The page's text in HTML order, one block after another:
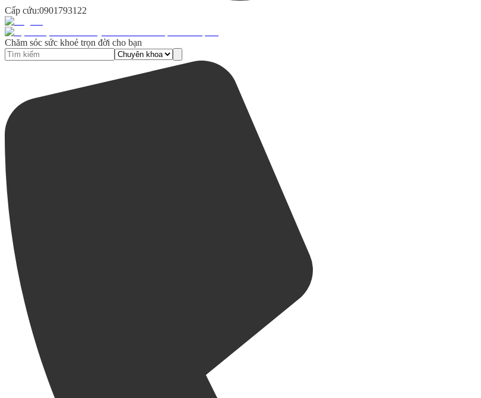
Cấp cứu:0901793122
Chăm sóc sức khoẻ trọn đời cho bạn